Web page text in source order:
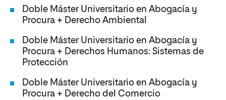
Doble Máster Universitario en Abogacía y
Procura + Derecho Ambiental
Doble Máster Universitario en Abogacía y
Procura + Derechos Humanos: Sistemas de
Protección
Doble Máster Universitario en Abogacía y
Procura + Derecho del Comercio